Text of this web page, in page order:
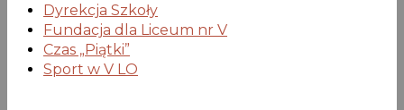
Dyrekcja Szkoły
Fundacja dla Liceum nr V
Czas „Piątki”
Sport w V LO